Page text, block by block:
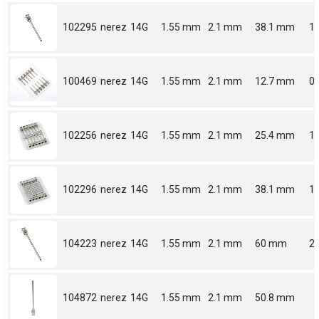
102295 nerez 14G 1.55 mm 2.1 mm 38.1 mm
100469 nerez 14G 1.55 mm 2.1 mm 12.7 mm
102256 nerez 14G 1.55 mm 2.1 mm 25.4 mm 1
102296 nerez 14G 1.55 mm 2.1 mm 38.1 mm
104223 nerez 14G 1.55 mm 2.1 mm 60 mm
104872 nerez 14G 1.55 mm 2.1 mm 50.8 mm